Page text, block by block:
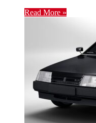
Read More »